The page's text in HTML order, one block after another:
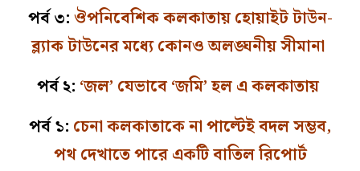
পর্ব ৩:ঔপনিবেশিক কলকাতায় হোয়াইট টাউন-
ব্ল্যাক টাউনের মধ্যে কোনও অলঙ্ঘনীয় সীমানা
পর্ব ২: ‘জল’ যেভাবে ‘জমি’ হল এ কলকাতায়
পর্ব ১: চেনা কলকাতাকে না পাল্টেই বদল সম্ভব,
পথ দেখাতে পারে একটি বাতিল রিপোর্ট